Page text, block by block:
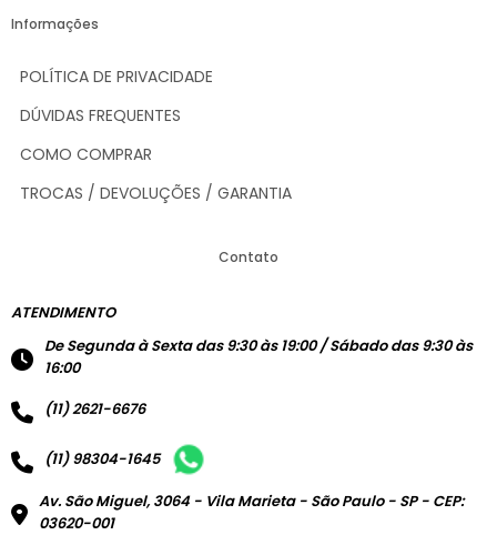
Informações
POLÍTICA DE PRIVACIDADE
DÚVIDAS FREQUENTES
COMO COMPRAR
TROCAS / DEVOLUÇÕES / GARANTIA
Contato
ATENDIMENTO
De Segunda à Sexta das 9:30 às 19:00 / Sábado das 9:30 às
16:00
(11) 2621-6676
(11) 98304-1645
Av. São Miguel, 3064 - Vila Marieta - São Paulo - SP - CEP:
03620-001